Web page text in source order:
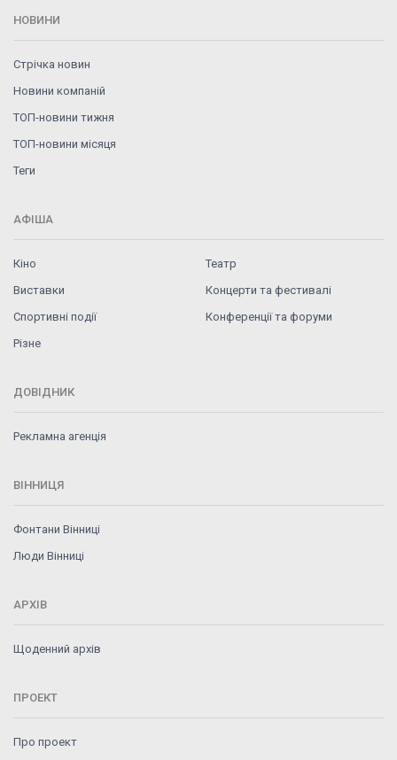
НОВИНИ
Стрічка новин
Новини компаній
ТОП-новини тижня
ТОП-новини місяця
Теги
АФІША
Кіно
Театр
Виставки
Концерти та фестивалі
Спортивні події
Конференції та форуми
Різне
ДОВІДНИК
Рекламна агенція
ВІННИЦЯ
Фонтани Вінниці
Люди Вінниці
АРХІВ
Щоденний архів
ПРОЕКТ
Про проект